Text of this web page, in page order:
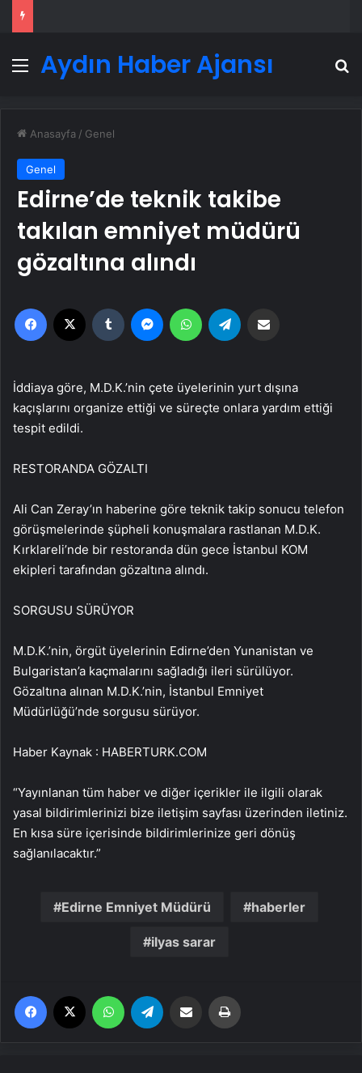
Menü
Aydın Haber Ajansı
Anasayfa / Genel
Genel
Edirne’de teknik takibe
takılan emniyet müdürü
gözaltına alındı
Facebook Tumblr MessengerWhatsApp
İddiaya göre, M.D.K.’nin çete üyelerinin yurt dışına
kaçışlarını organize ettiği ve süreçte onlara yardım ettiği
tespit edildi.
RESTORANDA GÖZALTI
Ali Can Zeray’ın haberine göre teknik takip sonucu telefon
görüşmelerinde şüpheli konuşmalara rastlanan M.D.K.
Kırklareli’nde bir restoranda dün gece İstanbul KOM
ekipleri tarafından gözaltına alındı.
SORGUSU SÜRÜYOR
M.D.K.’nin, örgüt üyelerinin Edirne’den Yunanistan ve
Bulgaristan’a kaçmalarını sağladığı ileri sürülüyor.
Gözaltına alınan M.D.K.’nin, İstanbul Emniyet
Müdürlüğü’nde sorgusu sürüyor.
Haber Kaynak : HABERTURK.COM
“Yayınlanan tüm haber ve diğer içerikler ile ilgili olarak
yasal bildirimlerinizi bize iletişim sayfası üzerinden iletiniz.
En kısa süre içerisinde bildirimlerinize geri dönüş
sağlanılacaktır.”
Edirne Emniyet Müdürü haberler
ilyas sarar
Facebook WhatsApp Email'den paylaş